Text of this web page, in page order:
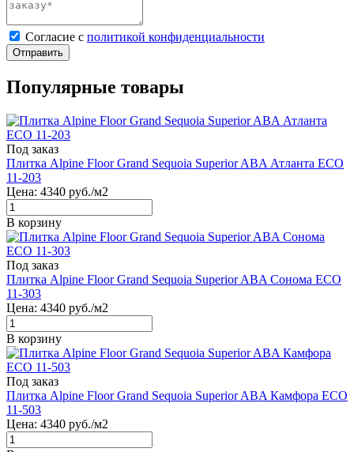
Cогласие с политикой конфиденциальности
Отправить
Популярные товары
Под заказ
Плитка Alpine Floor Grand Sequoia Superior ABA Атланта ECO
11-203
Цена: 4340 руб./м2
В корзину
Под заказ
Плитка Alpine Floor Grand Sequoia Superior ABA Сонома ECO
11-303
Цена: 4340 руб./м2
В корзину
Под заказ
Плитка Alpine Floor Grand Sequoia Superior ABA Камфора ECO
11-503
Цена: 4340 руб./м2